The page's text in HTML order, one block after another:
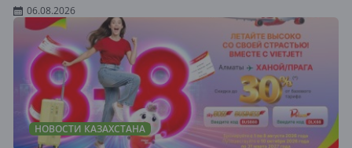
06.08.2026
НОВОСТИ КАЗАХСТАНА